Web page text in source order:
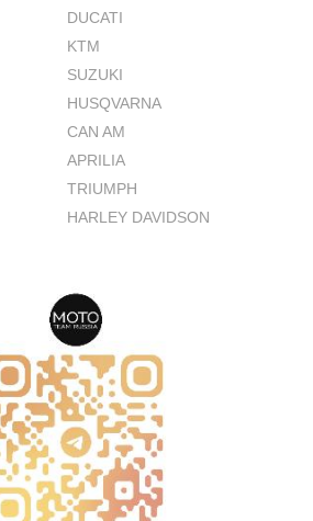
DUCATI
KTM
SUZUKI
HUSQVARNA
CAN AM
APRILIA
TRIUMPH
HARLEY DAVIDSON